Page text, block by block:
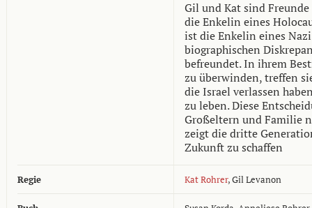
Gil und Kat sind
die Enkelin eines
ist die Enkelin eines
biographischen
befreundet. In ihrem
zu überwinden, treffen
die Israel verlassen
zu leben. Diese
Großeltern und Familie
zeigt die dritte
Zukunft zu schaffen
Regie Kat Rohrer,Gil Levanon